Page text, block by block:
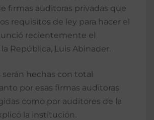
firmas auditoras privadas que
requisitos de ley para hacer el
recientemente el
República, Luis Abinader.
serán hechas con total
por esas firmas auditoras
como por auditores de la
la institución.